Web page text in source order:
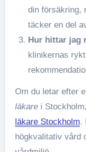
din försäkring,
täcker en del
Hur hittar jag
klinikernas
Om du letar efter
läkarei
läkare Stockholm.
högkvalitativ vård